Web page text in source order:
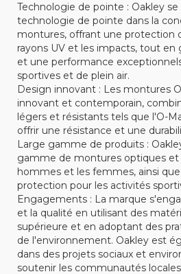
Technologie de pointe : Oakley
technologie de pointe dans la
montures, offrant une protection
rayons UV et les impacts, tout
et une performance
sportives et de plein air.
Design innovant : Les montures
innovant et contemporain,
légers et résistants tels que l'O-
offrir une résistance et une
Large gamme de produits :
gamme de montures optiques et
hommes et les femmes, ainsi
protection pour les activités
Engagements : La marque
et la qualité en utilisant des
supérieure et en adoptant des
de l'environnement. Oakley est
dans des projets sociaux et
soutenir les communautés